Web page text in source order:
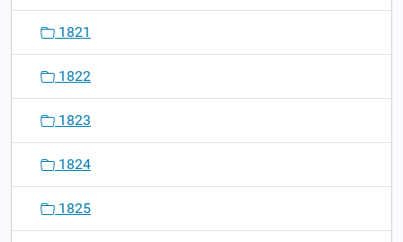
1821
1822
1823
1824
1825